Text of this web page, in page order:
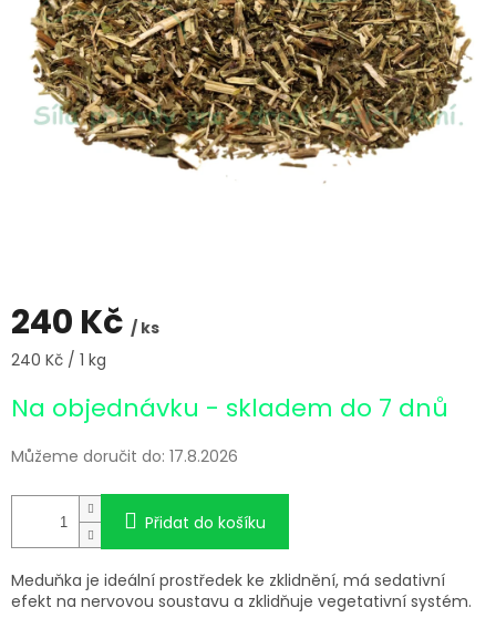
240 Kč / ks
Měrná
240 Kč / 1 kg
Na objednávku - skladem do 7 dnů
Můžeme doručit do: 17.8.2026
Přidat do košíku
Meduňka je ideální prostředek ke zklidnění, má sedativní
efekt na nervovou soustavu a zklidňuje vegetativní systém.